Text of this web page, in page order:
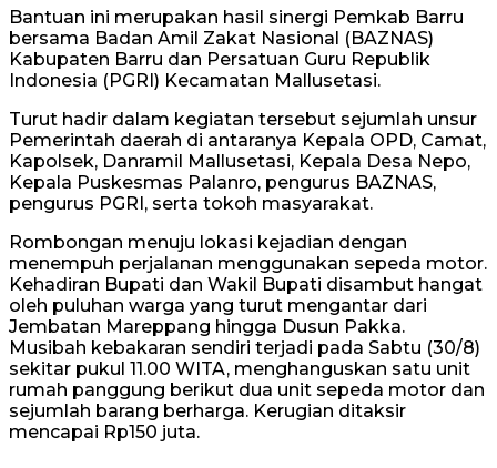
Bantuan ini merupakan hasil sinergi Pemkab Barru
bersama Badan Amil Zakat Nasional (BAZNAS)
Kabupaten Barru dan Persatuan Guru Republik
Indonesia (PGRI) Kecamatan Mallusetasi.
Turut hadir dalam kegiatan tersebut sejumlah unsur
Pemerintah daerah di antaranya Kepala OPD, Camat,
Kapolsek, Danramil Mallusetasi, Kepala Desa Nepo,
Kepala Puskesmas Palanro, pengurus BAZNAS,
pengurus PGRI, serta tokoh masyarakat.
Rombongan menuju lokasi kejadian dengan
menempuh perjalanan menggunakan sepeda motor.
Kehadiran Bupati dan Wakil Bupati disambut hangat
oleh puluhan warga yang turut mengantar dari
Jembatan Mareppang hingga Dusun Pakka.
Musibah kebakaran sendiri terjadi pada Sabtu (30/8)
sekitar pukul 11.00 WITA, menghanguskan satu unit
rumah panggung berikut dua unit sepeda motor dan
sejumlah barang berharga. Kerugian ditaksir
mencapai Rp150 juta.